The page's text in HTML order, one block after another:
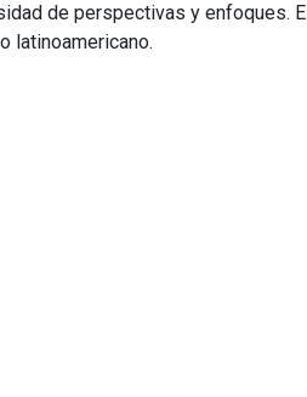
de perspectivas y enfoques.
latinoamericano.